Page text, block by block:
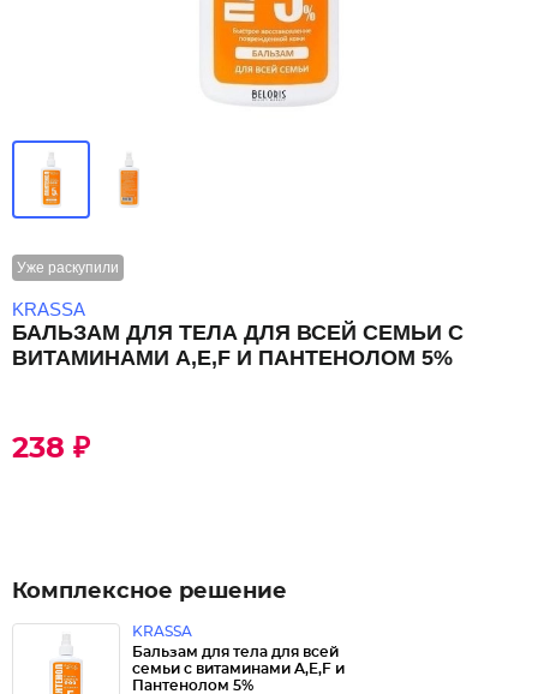
Уже раскупили
KRASSA
БАЛЬЗАМ ДЛЯ ТЕЛА ДЛЯ ВСЕЙ СЕМЬИ С
ВИТАМИНАМИ A,E,F И ПАНТЕНОЛОМ 5%
238 ₽
Комплексное решение
KRASSA
Бальзам для тела для всей
семьи с витаминами A,E,F и
Пантенолом 5%